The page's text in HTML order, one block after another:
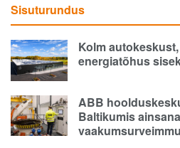
Sisuturundus
Kolm
energiatõhus
ABB
Baltikumis